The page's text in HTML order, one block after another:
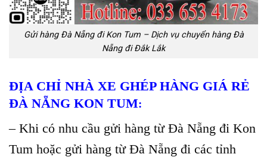
Gửi hàng Đà Nẵng đi Kon Tum – Dịch vụ chuyển hàng Đà
Nẵng đi Đắk Lắk
ĐỊA CHỈ NHÀ XE GHÉP HÀNG GIÁ RẺ
ĐÀ NẴNG KON TUM:
– Khi có nhu cầu gửi hàng từ Đà Nẵng đi Kon
Tum hoặc gửi hàng từ Đà Nẵng đi các tỉnh